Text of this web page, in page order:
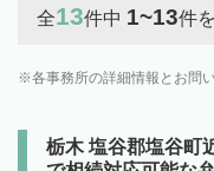
全13件中 1~13件
各事務所の詳細情報とお問
栃木 塩谷郡塩谷町